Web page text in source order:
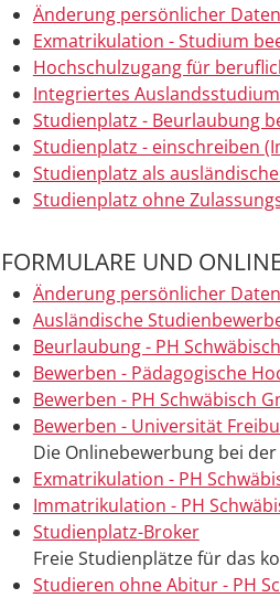
Änderung persönlicher
Exmatrikulation - Studium
Hochschulzugang für
Integriertes
Studienplatz - Beurlaubung
Studienplatz - einschreiben
Studienplatz als
Studienplatz ohne
FORMULARE UND
Änderung persönlicher
Ausländische
Beurlaubung - PH
Bewerben - Pädagogische
Bewerben - PH Schwäbisch
Bewerben - Universität
Die Onlinebewerbung bei
Exmatrikulation - PH
Immatrikulation - PH
Studienplatz-Broker
Freie Studienplätze für das
Studieren ohne Abitur - PH